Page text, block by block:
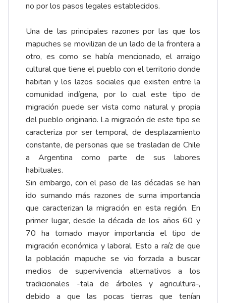
no por los pasos legales establecidos.
Una de las principales razones por las que los
mapuches se movilizan de un lado de la frontera a
otro, es como se había mencionado, el arraigo
cultural que tiene el pueblo con el territorio donde
habitan y los lazos sociales que existen entre la
comunidad indígena, por lo cual este tipo de
migración puede ser vista como natural y propia
del pueblo originario. La migración de este tipo se
caracteriza por ser temporal, de desplazamiento
constante, de personas que se trasladan de Chile
a Argentina como parte de sus labores
habituales.
Sin embargo, con el paso de las décadas se han
ido sumando más razones de suma importancia
que caracterizan la migración en esta región. En
primer lugar, desde la década de los años 60 y
70 ha tomado mayor importancia el tipo de
migración económica y laboral. Esto a raíz de que
la población mapuche se vio forzada a buscar
medios de supervivencia alternativos a los
tradicionales -tala de árboles y agricultura-,
debido a que las pocas tierras que tenían